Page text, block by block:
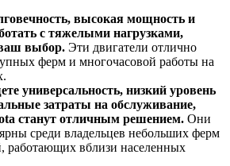
высокая мощность и
с тяжелыми нагрузками,
выбор. Эти двигатели отлично
ферм и многочасовой работы на
универсальность, низкий уровень
затраты на обслуживание,
станут отличным решением. Они
среди владельцев небольших ферм
работающих вблизи населенных